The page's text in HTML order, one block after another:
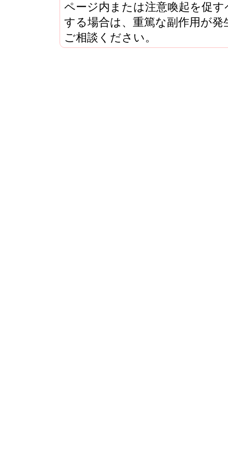
ページ内または注意喚起を促
する場合は、重篤な副作用が
ご相談ください。